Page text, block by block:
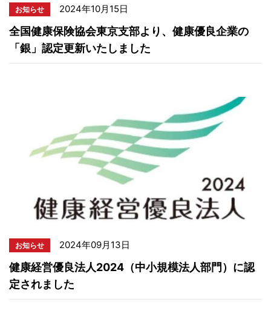
お知らせ 2024年10月15日
全国健康保険協会東京支部より、健康優良企業の
「銀」認定更新いたしました
お知らせ 2024年09月13日
健康経営優良法人2024（中小規模法人部門）に認
定されました